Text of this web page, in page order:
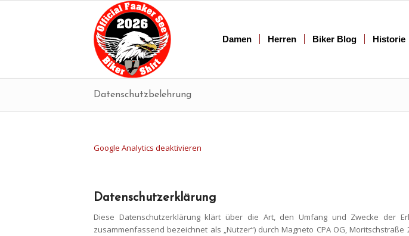
Damen Herren Biker Blog Historie
Datenschutzbelehrung
Google Analytics deaktivieren
Datenschutzerklärung
Diese Datenschutzerklärung klärt über die Art, den Umfang und Zwecke der
zusammenfassend bezeichnet als „Nutzer“) durch Magneto CPA OG, Moritschstraße